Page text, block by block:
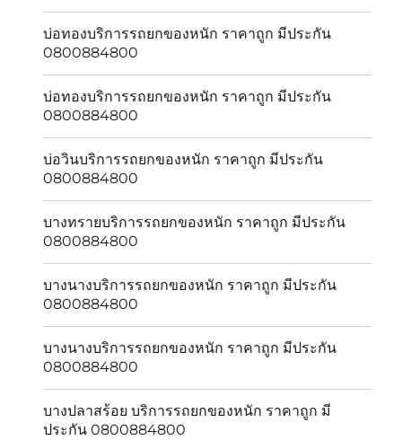
บ่อทองบริการรถยกของหนัก ราคาถูก มีประกัน
0800884800
บ่อทองบริการรถยกของหนัก ราคาถูก มีประกัน
0800884800
บ่อวินบริการรถยกของหนัก ราคาถูก มีประกัน
0800884800
บางทรายบริการรถยกของหนัก ราคาถูก มีประกัน
0800884800
บางนางบริการรถยกของหนัก ราคาถูก มีประกัน
0800884800
บางนางบริการรถยกของหนัก ราคาถูก มีประกัน
0800884800
บางปลาสร้อย บริการรถยกของหนัก ราคาถูก มี
ประกัน 0800884800